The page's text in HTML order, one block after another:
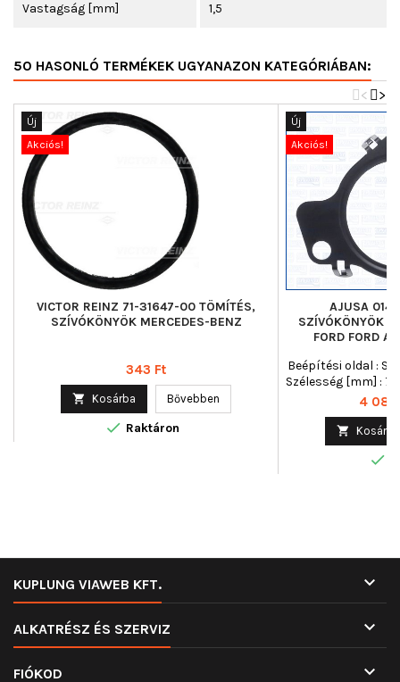
Vastagság [mm] 1,5
50 HASONLÓ TERMÉKEK UGYANAZON KATEGÓRIÁBAN:
>
<
Új
Akciós!
VICTOR REINZ 71-31647-00 TÖMÍTÉS,
SZÍVÓKÖNYÖK MERCEDES-BENZ
Ár
343 Ft
 Kosárba Bővebben
 Raktáron
Új
Akciós!
AJUSA
SZÍVÓKÖNYÖK
FORD FORD
Beépítési oldal :
Szélesség [mm] :
Ár
4 086
 Kosárba

KUPLUNG VIAWEB KFT. 
ALKATRÉSZ ÉS SZERVIZ 
FIÓKOD 